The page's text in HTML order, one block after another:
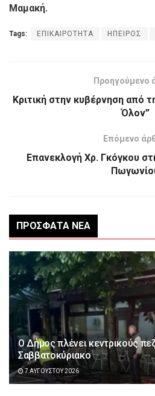
Μαμακή.
Tags: ΕΠΙΚΑΙΡΟΤΗΤΑ ΗΠΕΙΡΟΣ
Προηγούμενο
Κριτική στην κυβέρνηση από
Όλον”
Επόμενο
Επανεκλογή Χρ. Γκόγκου
ΠΡΌΣΦΑΤΑ ΝΈΑ
Ο Δήμος πλένει κεντρικούς
Σαββατοκύριακο
7 ΑΥΓΟΎΣΤΟΥ 2026